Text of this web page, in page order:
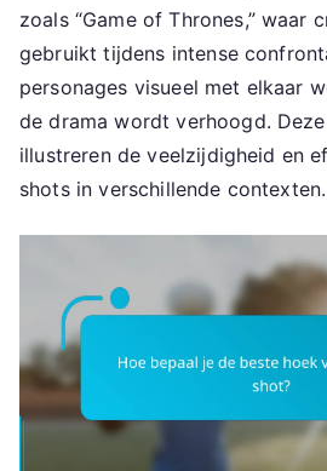
zoals “Game of Thrones,” waar
gebruikt tijdens intense
personages visueel met elkaar
de drama wordt verhoogd.
illustreren de veelzijdigheid en
shots in verschillende contexten.